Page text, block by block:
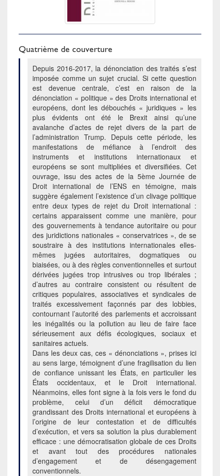
Quatrième de couverture
Depuis 2016-2017, la dénonciation des traités s’est
imposée comme un sujet crucial. Si cette question
est devenue centrale, c’est en raison de la
dénonciation « politique » des Droits international et
européens, dont les débouchés « juridiques » les
plus évidents ont été le Brexit ainsi qu’une
avalanche d’actes de rejet divers de la part de
l’administration Trump. Depuis cette période, les
manifestations de méfiance à l’endroit des
instruments et institutions internationaux et
européens se sont multipliées et diversifiées. Cet
ouvrage, issu des actes de la 5ème Journée de
Droit international de l’ENS en témoigne, mais
suggère également l’existence d’un clivage politique
entre deux types de rejet du Droit international :
certains apparaissent comme une manière, pour
des gouvernements à tendance autoritaire ou pour
des juridictions nationales « conservatrices », de se
soustraire à des institutions internationales elles-
mêmes jugées autoritaires, dogmatiques ou
biaisées, ou à des règles conventionnelles et surtout
dérivées jugées trop intrusives ou trop libérales ;
d’autres au contraire consistent ou résultent de
critiques populaires, associatives et syndicales de
traités excessivement façonnés par des lobbies,
contournant l’autorité des parlements et accroissant
les inégalités ou la pollution au lieu de faire face
sérieusement aux défis écologiques, sociaux et
sanitaires actuels.
Dans les deux cas, ces « dénonciations », prises ici
au sens large, témoignent d’une fragilisation du lien
de confiance unissant les États, en particulier les
États occidentaux, et le Droit international.
Néanmoins, elles font signe à la fois vers le fond du
problème, celui d’un déficit démocratique
grandissant des Droits international et européens à
l’origine de leur contestation et de difficultés
d’exécution, et vers sa solution la plus durablement
efficace : une démocratisation globale de ces Droits
et avant tout des procédures nationales
d’engagement et de désengagement
conventionnels.